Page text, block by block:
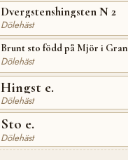
Dvergstenshingsten N 2
Dölehäst
Brunt sto född på Mjör i Gran
Dölehäst
Hingst e.
Dölehäst
Sto e.
Dölehäst